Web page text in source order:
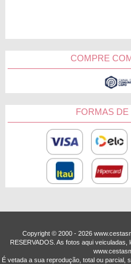
Agora, se a pessoa
procurando uma outra opção
ótima escolha é o nosso kit
escolher qual tipo de
eternizar os melhores
Entregas em todo o Brasil
A pessoa que você deseja
problema, na Cestas Michelli
entrega rápidas em todo o
uma linda mensagem e
não ficou mais fácil
FLORES E
BEBIDAS
COMPRE
FORMAS
Copyright © 2000 - ­2026
RESERVADOS. As fotos aqui
É vetada a sua reprodução, total ou parcial,